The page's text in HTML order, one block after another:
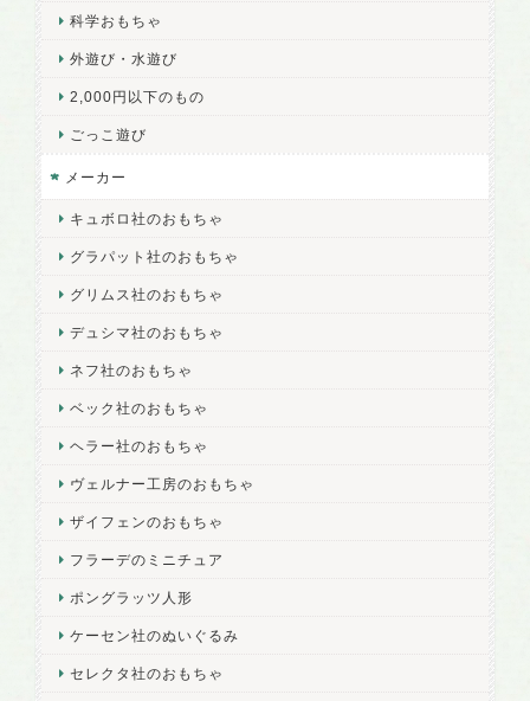
科学おもちゃ
外遊び・水遊び
2,000円以下のもの
ごっこ遊び
メーカー
キュボロ社のおもちゃ
グラパット社のおもちゃ
グリムス社のおもちゃ
デュシマ社のおもちゃ
ネフ社のおもちゃ
ベック社のおもちゃ
ヘラー社のおもちゃ
ヴェルナー工房のおもちゃ
ザイフェンのおもちゃ
フラーデのミニチュア
ポングラッツ人形
ケーセン社のぬいぐるみ
セレクタ社のおもちゃ